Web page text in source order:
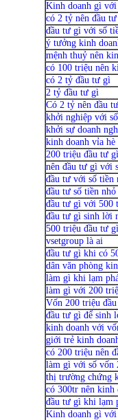
Kinh doanh gì
có 2 tỷ nên đầu
đầu tư gì với số
ý tưởng kinh
mệnh thuỷ nên
có 100 triệu nên
có 2 tỷ đầu tư gì
2 tỷ đầu tư gì
Có 2 tỷ nên đầu
khởi nghiệp với
khởi sự doanh
kinh doanh vỉa hè
200 triệu đầu tư gì
nên đầu tư gì với
đầu tư với số tiền
đầu tư số tiền nhỏ
đầu tư gì với 500
đầu tư gì sinh lời
500 triệu đầu tư gì
vsetgroup là ai
đầu tư gì khi có
dân văn phòng
làm gì khi lạm
làm gì với 200
Vốn 200 triệu
đầu tư gì để sinh
kinh doanh với
giới trẻ kinh
có 200 triệu nên
làm gì với số vốn
thị trường chứng
có 300tr nên kinh
đầu tư gì khi lạm
Kinh doanh gì